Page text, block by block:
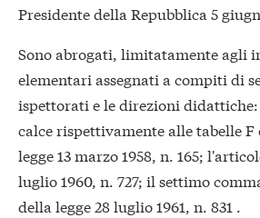
Presidente della Repubblica 5
Sono abrogati, limitatamente agli
elementari assegnati a compiti di
ispettorati e le direzioni didattiche:
calce rispettivamente alle tabelle F
legge 13 marzo 1958, n. 165;
luglio 1960, n. 727; il settimo
della legge 28 luglio 1961, n. 831 .